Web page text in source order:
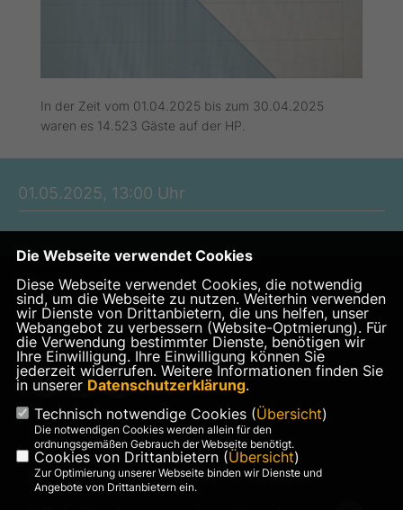
In der Zeit vom 01.04.2025 bis zum 30.04.2025
waren es 14.523 Gäste auf der HP.
01.05.2025, 13:00 Uhr
Website von Lars Wedekind, Mitglied im Rat der Stadt
Gronau (Leine) und im Rat der Samtgemeinde
Leinebergland
IMPRESSUM DATENSCHUTZ KONTAKT
Die Webseite verwendet Cookies
Diese Webseite verwendet Cookies, die notwendig
sind, um die Webseite zu nutzen. Weiterhin verwenden
wir Dienste von Drittanbietern, die uns helfen, unser
Webangebot zu verbessern (Website-Optmierung). Für
die Verwendung bestimmter Dienste, benötigen wir
Ihre Einwilligung. Ihre Einwilligung können Sie
jederzeit widerrufen. Weitere Informationen finden Sie
in unserer Datenschutzerklärung.
Technisch notwendige Cookies (Übersicht)
Die notwendigen Cookies werden allein für den
ordnungsgemäßen Gebrauch der Webseite benötigt.
Cookies von Drittanbietern (Übersicht)
Zur Optimierung unserer Webseite binden wir Dienste und
Angebote von Drittanbietern ein.